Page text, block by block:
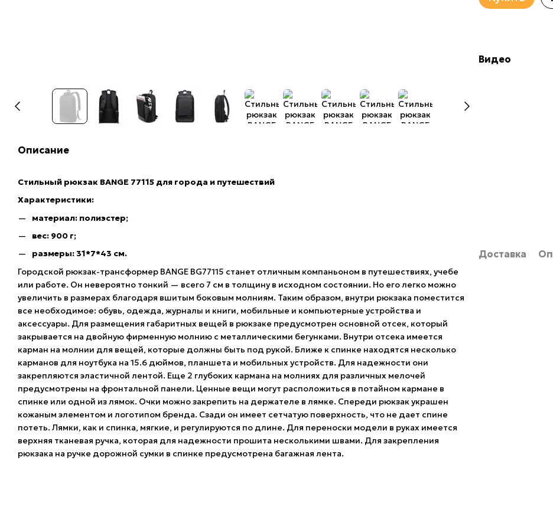
Описание
Стильный рюкзак BANGE 77115 для города и путешествий
Характеристики:
материал: полиэстер;
вес: 900 г;
размеры: 31*7*43 см.
Городской рюкзак-трансформер BANGE BG77115 станет отличным компаньоном в путешествиях, учебе
или работе. Он невероятно тонкий — всего 7 см в толщину в исходном состоянии. Но его легко можно
увеличить в размерах благодаря вшитым боковым молниям. Таким образом, внутри рюкзака поместится
все необходимое: обувь, одежда, журналы и книги, мобильные и компьютерные устройства и
аксессуары. Для размещения габаритных вещей в рюкзаке предусмотрен основной отсек, который
закрывается на двойную фирменную молнию с металлическими бегунками. Внутри отсека имеется
карман на молнии для вещей, которые должны быть под рукой. Ближе к спинке находятся несколько
карманов для ноутбука на 15.6 дюймов, планшета и мобильных устройств. Для надежности они
закрепляются эластичной лентой. Еще 2 глубоких кармана на молниях для различных мелочей
предусмотрены на фронтальной панели. Ценные вещи могут расположиться в потайном кармане в
спинке или одной из лямок. Очки можно закрепить на держателе в лямке. Спереди рюкзак украшен
кожаным элементом и логотипом бренда. Сзади он имеет сетчатую поверхность, что не дает спине
потеть. Лямки, как и спинка, мягкие, и регулируются по длине. Для переноски модели в руках имеется
верхняя тканевая ручка, которая для надежности прошита несколькими швами. Для закрепления
рюкзака на ручке дорожной сумки в спинке предусмотрена багажная лента.
Видео
Доставка